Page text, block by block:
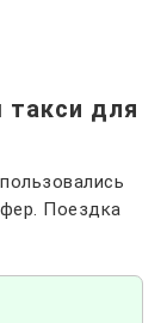
для
Поездка